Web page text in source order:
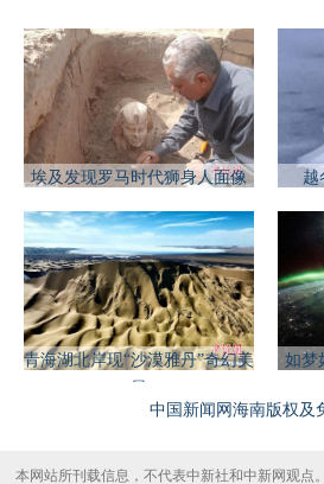
埃及发现罗马时代狮身人面像 越
青海湖北岸现“沙漠雅丹”奇幻美
如梦
中国新闻网海南版权及
本网站所刊载信息，不代表中新社和中新网观点